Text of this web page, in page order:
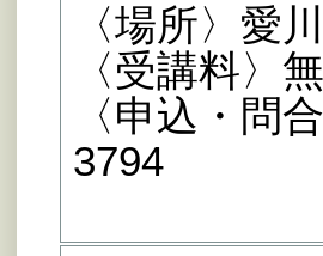
〈場所〉愛
〈受講料〉
〈申込・
3794